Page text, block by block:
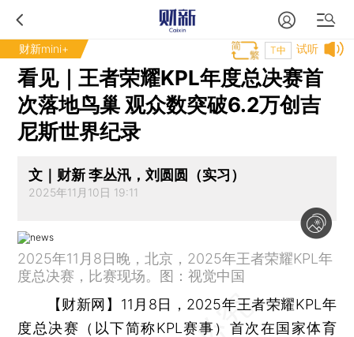
财新mini+ 试听
T中
看见｜王者荣耀KPL年度总决赛首
次落地鸟巢 观众数突破6.2万创吉
尼斯世界纪录
文｜财新 李丛汛，刘圆圆（实习）
2025年11月10日 19:11
2025年11月8日晚，北京，2025年王者荣耀KPL年
度总决赛，比赛现场。图：视觉中国
【财新网】 11月8日，2025年王者荣耀KPL年
度总决赛（以下简称KPL赛事）首次在国家体育